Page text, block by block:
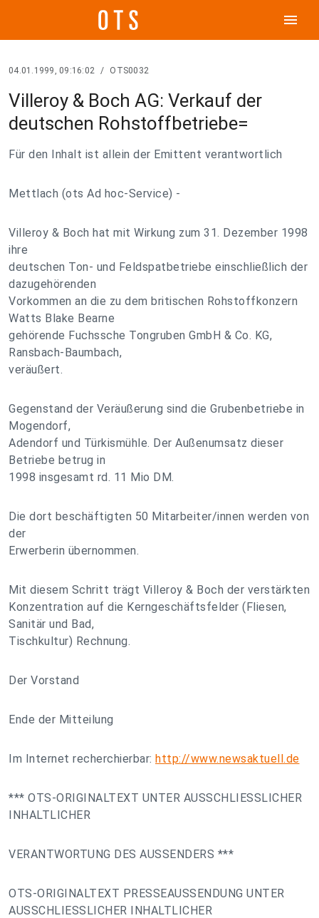
menu
04.01.1999, 09:16:02 / OTS0032
Villeroy & Boch AG: Verkauf der
deutschen Rohstoffbetriebe=
Für den Inhalt ist allein der Emittent verantwortlich
Mettlach (ots Ad hoc-Service) -
Villeroy & Boch hat mit Wirkung zum 31. Dezember 1998
ihre
deutschen Ton- und Feldspatbetriebe einschließlich der
dazugehörenden
Vorkommen an die zu dem britischen Rohstoffkonzern
Watts Blake Bearne
gehörende Fuchssche Tongruben GmbH & Co. KG,
Ransbach-Baumbach,
veräußert.
Gegenstand der Veräußerung sind die Grubenbetriebe in
Mogendorf,
Adendorf und Türkismühle. Der Außenumsatz dieser
Betriebe betrug in
1998 insgesamt rd. 11 Mio DM.
Die dort beschäftigten 50 Mitarbeiter/innen werden von
der
Erwerberin übernommen.
Mit diesem Schritt trägt Villeroy & Boch der verstärkten
Konzentration auf die Kerngeschäftsfelder (Fliesen,
Sanitär und Bad,
Tischkultur) Rechnung.
Der Vorstand
Ende der Mitteilung
Im Internet recherchierbar: http://www.newsaktuell.de
*** OTS-ORIGINALTEXT UNTER AUSSCHLIESSLICHER
INHALTLICHER
VERANTWORTUNG DES AUSSENDERS ***
OTS-ORIGINALTEXT PRESSEAUSSENDUNG UNTER
AUSSCHLIESSLICHER INHALTLICHER